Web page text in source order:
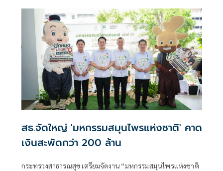
สธ.จัดใหญ่ 'มหกรรมสมุนไพรแห่งชาติ' คาด
เงินสะพัดกว่า 200 ล้าน
กระทรวงสาธารณสุข เตรียมจัดงาน “มหกรรมสมุนไพรแห่งชาติ